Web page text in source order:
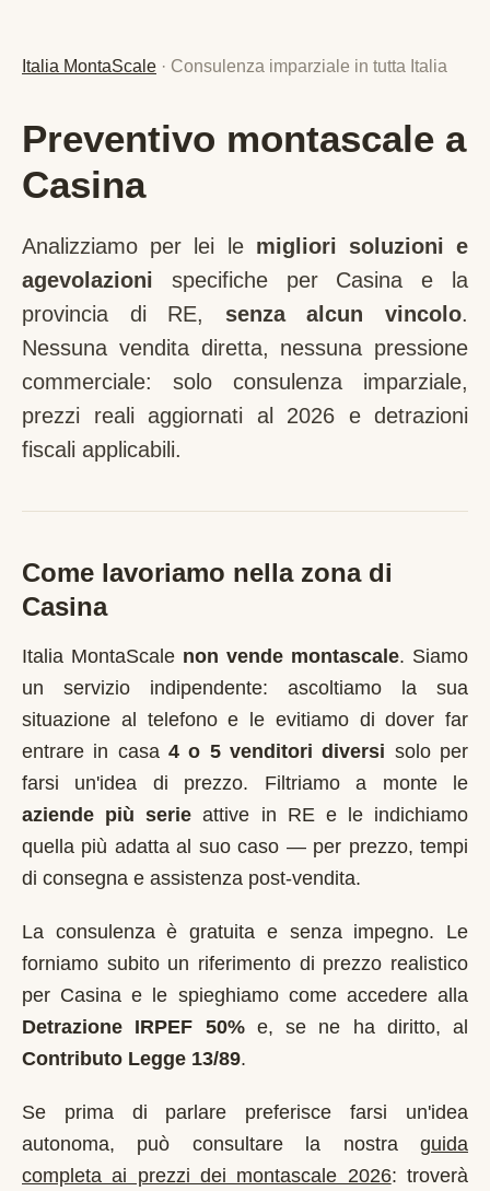
Italia MontaScale · Consulenza imparziale in tutta Italia
Preventivo montascale a
Casina
Analizziamo per lei le migliori soluzioni e
agevolazioni specifiche per Casina e la
provincia di RE, senza alcun vincolo.
Nessuna vendita diretta, nessuna pressione
commerciale: solo consulenza imparziale,
prezzi reali aggiornati al 2026 e detrazioni
fiscali applicabili.
Come lavoriamo nella zona di
Casina
Italia MontaScale non vende montascale. Siamo
un servizio indipendente: ascoltiamo la sua
situazione al telefono e le evitiamo di dover far
entrare in casa 4 o 5 venditori diversi solo per
farsi un'idea di prezzo. Filtriamo a monte le
aziende più serie attive in REe le indichiamo
quella più adatta al suo caso — per prezzo, tempi
di consegna e assistenza post-vendita.
La consulenza è gratuita e senza impegno. Le
forniamo subito un riferimento di prezzo realistico
per Casina e le spieghiamo come accedere alla
Detrazione IRPEF 50%e, se ne ha diritto, al
Contributo Legge 13/89.
Se prima di parlare preferisce farsi un'idea
autonoma, può consultare la nostra
guida
completa ai prezzi dei montascale 2026: troverà